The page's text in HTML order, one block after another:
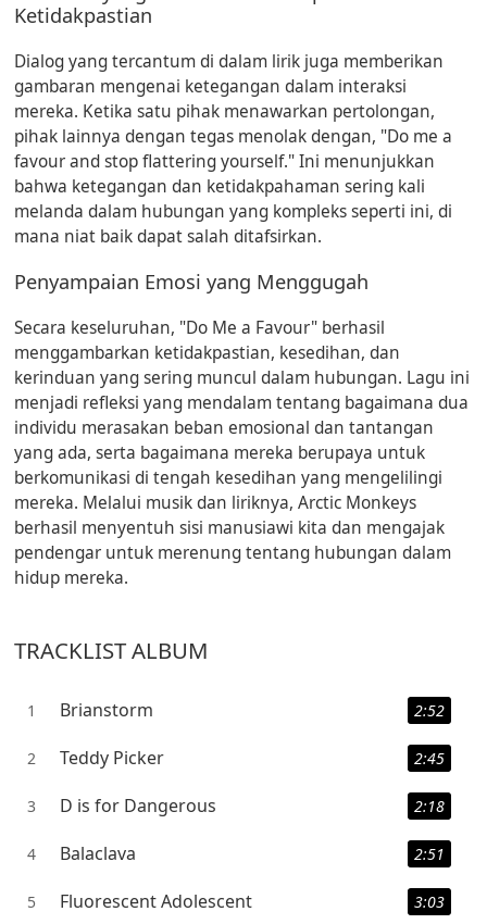
Ketidakpastian
Dialog yang tercantum di dalam lirik juga memberikan
gambaran mengenai ketegangan dalam interaksi
mereka. Ketika satu pihak menawarkan pertolongan,
pihak lainnya dengan tegas menolak dengan, "Do me a
favour and stop flattering yourself." Ini menunjukkan
bahwa ketegangan dan ketidakpahaman sering kali
melanda dalam hubungan yang kompleks seperti ini, di
mana niat baik dapat salah ditafsirkan.
Penyampaian Emosi yang Menggugah
Secara keseluruhan, "Do Me a Favour" berhasil
menggambarkan ketidakpastian, kesedihan, dan
kerinduan yang sering muncul dalam hubungan. Lagu ini
menjadi refleksi yang mendalam tentang bagaimana dua
individu merasakan beban emosional dan tantangan
yang ada, serta bagaimana mereka berupaya untuk
berkomunikasi di tengah kesedihan yang mengelilingi
mereka. Melalui musik dan liriknya, Arctic Monkeys
berhasil menyentuh sisi manusiawi kita dan mengajak
pendengar untuk merenung tentang hubungan dalam
hidup mereka.
TRACKLIST ALBUM
1 Brianstorm 2:52
2 Teddy Picker 2:45
3 D is for Dangerous 2:18
4 Balaclava 2:51
5 Fluorescent Adolescent 3:03